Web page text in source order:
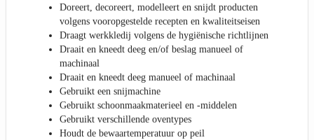
Doreert, decoreert, modelleert en snijdt producten
volgens vooropgestelde recepten en kwaliteitseisen
Draagt werkkledij volgens de hygiënische richtlijnen
Draait en kneedt deeg en/of beslag manueel of
machinaal
Draait en kneedt deeg manueel of machinaal
Gebruikt een snijmachine
Gebruikt schoonmaakmaterieel en -middelen
Gebruikt verschillende oventypes
Houdt de bewaartemperatuur op peil